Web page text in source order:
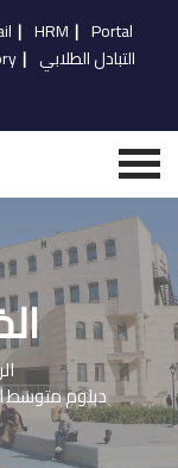
Portal
|
HRM
|
التبادل الطلابي |
دبلوم متوسط